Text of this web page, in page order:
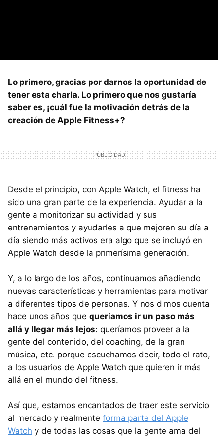
Lo primero, gracias por darnos la oportunidad de
tener esta charla. Lo primero que nos gustaría
saber es, ¡cuál fue la motivación detrás de la
creación de Apple Fitness+?
Desde el principio, con Apple Watch, el fitness ha
sido una gran parte de la experiencia. Ayudar a la
gente a monitorizar su actividad y sus
entrenamientos y ayudarles a que mejoren su día a
día siendo más activos era algo que se incluyó en
Apple Watch desde la primerísima generación.
Y, a lo largo de los años, continuamos añadiendo
nuevas características y herramientas para motivar
a diferentes tipos de personas. Y nos dimos cuenta
hace unos años que queríamos ir un paso más
allá y llegar más lejos: queríamos proveer a la
gente del contenido, del coaching, de la gran
música, etc. porque escuchamos decir, todo el rato,
a los usuarios de Apple Watch que quieren ir más
allá en el mundo del fitness.
Así que, estamos encantados de traer este servicio
al mercado y realmente forma parte del Apple
Watch y de todas las cosas que la gente ama del